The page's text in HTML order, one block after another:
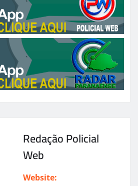
Redação Policial
Web
Website: